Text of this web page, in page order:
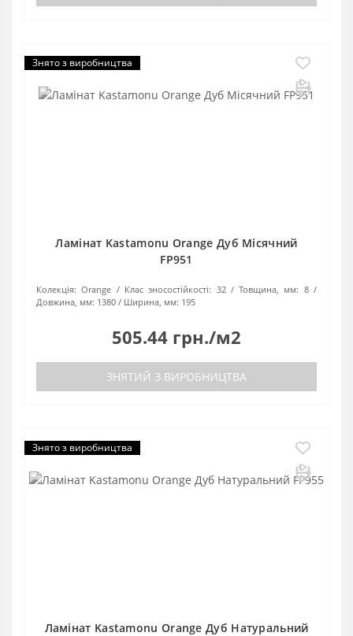
Знято з виробництва
Ламінат Kastamonu Orange Дуб Місячний
FP951
Колекція: Orange Клас зносостійкості: 32 Товщина, мм: 8
Довжина, мм: 1380 Ширина, мм: 195
505.44 грн./м2
ЗНЯТИЙ З ВИРОБНИЦТВА
Знято з виробництва
Ламінат Kastamonu Orange Дуб Натуральний